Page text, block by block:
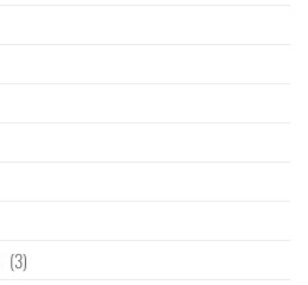
(3)